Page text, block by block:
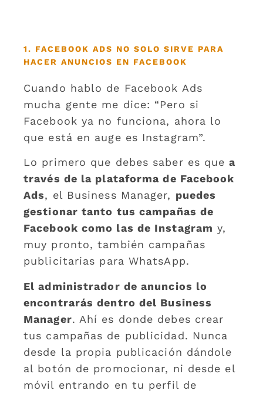
1. FACEBOOK ADS NO SOLO SIRVE PARA
HACER ANUNCIOS EN FACEBOOK
Cuando hablo de Facebook Ads
mucha gente me dice: “Pero si
Facebook ya no funciona, ahora lo
que está en auge es Instagram”.
Lo primero que debes saber es quea
través de la plataforma de Facebook
Ads, el Business Manager, puedes
gestionar tanto tus campañas de
Facebook como las de Instagram y,
muy pronto, también campañas
publicitarias para WhatsApp.
El administrador de anuncios lo
encontrarás dentro del Business
Manager. Ahí es donde debes crear
tus campañas de publicidad. Nunca
desde la propia publicación dándole
al botón de promocionar, ni desde el
móvil entrando en tu perfil de